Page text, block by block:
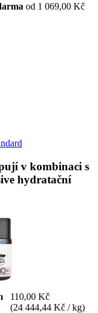
od 1 069,00 Kč
v kombinaci s
hydratační
110,00 Kč
(24 444,44 Kč / kg)